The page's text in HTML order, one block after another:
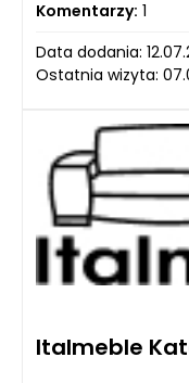
Komentarzy: 1
Data dodania:
Ostatnia wizyta:
Italmeble